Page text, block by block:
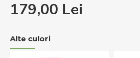
179,00 Lei
Alte culori